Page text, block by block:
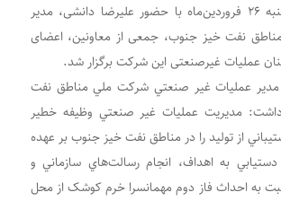
کوشک امروز یکشنبه ٢۶ فروردین‌ماه با حضور علیرضا دانشی، مدیر
نفت خیز جنوب، جمعی از معاونین، اعضای
عملیات غیرصنعتی این شرکت برگزار شد.
عمليات غير صنعتي شرکت ملي مناطق نفت
مديريت عمليات غير صنعتي وظيفه خطير
از توليد را در مناطق نفت خيز جنوب بر عهده
به اهداف، انجام رسالت‌هاي سازماني و
به احداث فاز دوم مهمانسرا خرم کوشک از محل